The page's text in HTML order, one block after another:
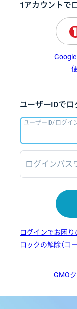
1アカウントで
ユーザーIDでロ
ユーザーID/ログイ
ログインパス
ログインでお困り
ロックの解除（コ
GMO